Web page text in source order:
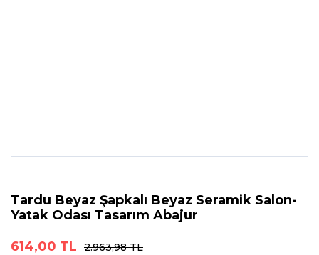
Tardu Beyaz Şapkalı Beyaz Seramik Salon-
Yatak Odası Tasarım Abajur
614,00 TL
2.963,98 TL